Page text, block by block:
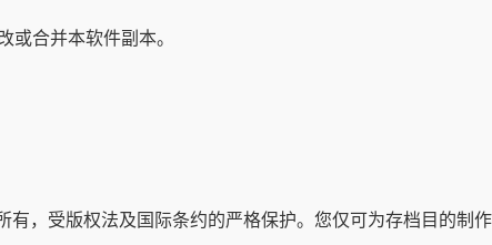
或合并本软件副本。
，受版权法及国际条约的严格保护。您仅可为存档目的制